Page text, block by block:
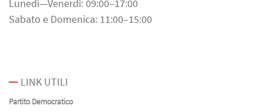
Lunedì—Venerdì: 09:00–17:00
Sabato e Domenica: 11:00–15:00
LINK UTILI
Partito Democratico